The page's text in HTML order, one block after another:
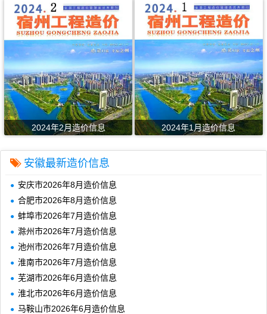
2024年2月造价信息 2024年1月造价信息
安徽最新造价信息
安庆市2026年8月造价信息
合肥市2026年8月造价信息
蚌埠市2026年7月造价信息
滁州市2026年7月造价信息
池州市2026年7月造价信息
淮南市2026年7月造价信息
芜湖市2026年6月造价信息
淮北市2026年6月造价信息
马鞍山市2026年6月造价信息